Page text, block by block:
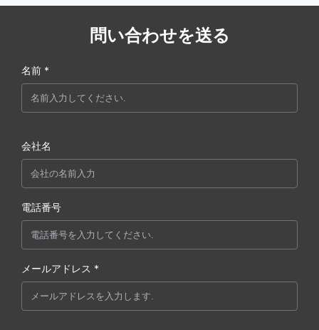
問い合わせを送る
名前 *
会社名
電話番号
メールアドレス *